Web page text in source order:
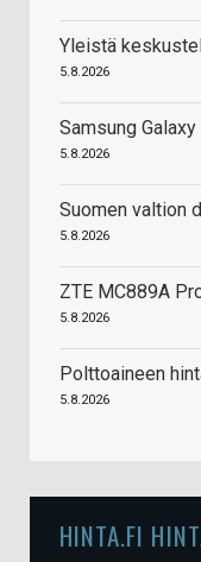
Yleistä
5.8.2026
Samsung
5.8.2026
Suomen valtion
5.8.2026
ZTE MC889A
5.8.2026
Polttoaineen
5.8.2026
HINTA.FI